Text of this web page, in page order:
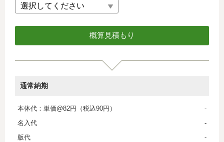
通常納期
本体代：単価@82円（税込90円）
-
名入代
-
版代
-